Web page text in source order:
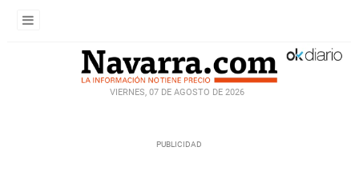
VIERNES, 07 DE AGOSTO DE 2026